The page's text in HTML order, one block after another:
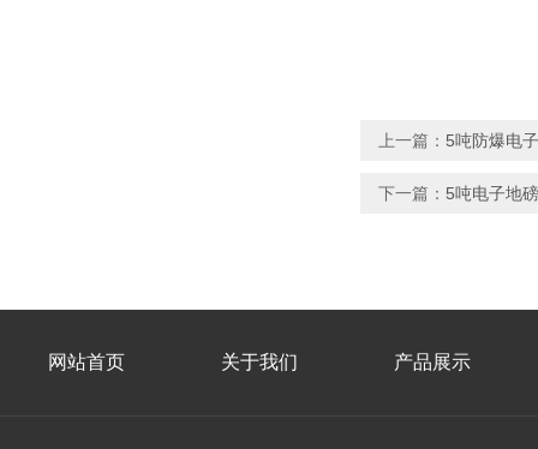
上一篇： 5吨防爆电
下一篇： 5吨电子地
网站首页 关于我们 产品展示